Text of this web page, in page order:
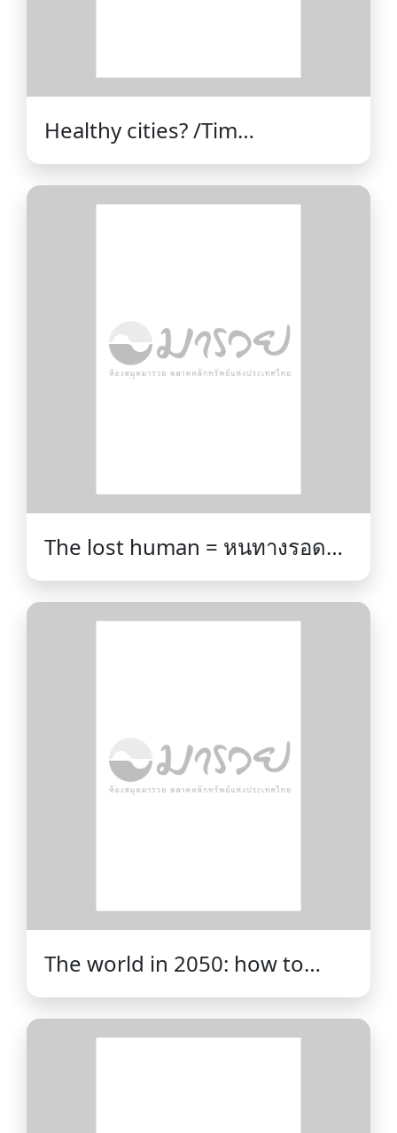
Healthy cities? /Tim
Townshend.
The lost human = หนทางรอด
ก่อนยุคสูญพันธุ์ / วันชัย ตันติวิทยา
พิทักษ์.
The world in 2050: how to
think about the future
/Hamish McRae.